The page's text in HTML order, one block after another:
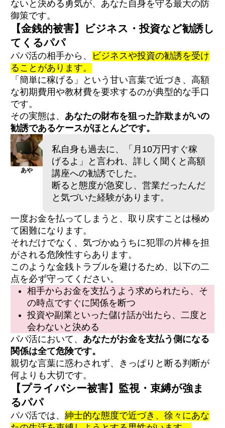
ないと決める勇気が、あなた自身を守る最大の防
御策です。
【金銭的被害】ビジネス・投資など勧誘し
てくるパパ
パパ活の相手から、
ビジネスや投資の勧誘を受け
ることがあります。
「簡単に稼げる」という甘い言葉で近づき、高額
な初期費用や教材費を要求するのが典型的な手口
です。
その実態は、 あなたの財布を狙った詐欺まがいの
勧誘であるケースがほとんどです。
あや
私自身も過去に、「月10万円すぐ稼
げるよ」と言われ、詳しく聞くと高額
講座への勧誘でした。
断ると態度が急変し、営業だったんだ
と気づいた経験があります。
一度お金を払ってしまうと、取り戻すことは極め
て困難になります。
それだけでなく、気づかぬうちに犯罪の片棒を担
がされる危険性すらあります。
このような金銭トラブルを避けるため、以下の二
点を必ず守ってください。
相手からお金を支払うよう求められたら、そ
の時点ですぐに関係を断つ
投資や副業といった儲け話が出たら、二度と
会わないと決める
パパ活において、 あなたがお金を支払う側になる
関係は全て危険です。
親切な言葉に惑わされず、きっぱりと断る判断が
何よりも大切です。
【プライバシー被害】監視・束縛が強ま
るパパ
パパ活では、 紳士的な態度で近づき、徐々にあな